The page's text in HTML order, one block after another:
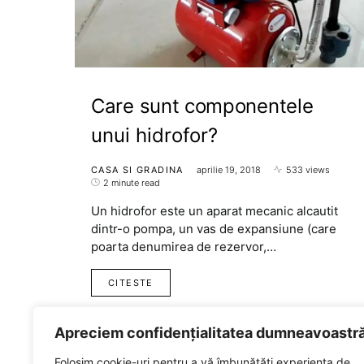
Apreciem confidențialitatea
Care sunt componentele
unui hidrofor?
CASA SI GRADINA aprilie 19, 2018
533 views
2 minute read
Un hidrofor este un aparat mecanic alcautit
dintr-o pompa, un vas de expansiune (care
poarta denumirea de rezervor,…
CITESTE